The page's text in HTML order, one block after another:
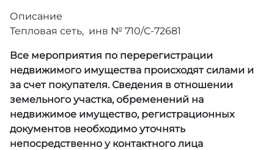
Описание
Тепловая сеть, инв № 710/С-72681
Все мероприятия по перерегистрации
недвижимого имущества происходят силами и
за счет покупателя. Сведения в отношении
земельного участка, обременений на
недвижимое имущество, регистрационных
документов необходимо уточнять
непосредственно у контактного лица